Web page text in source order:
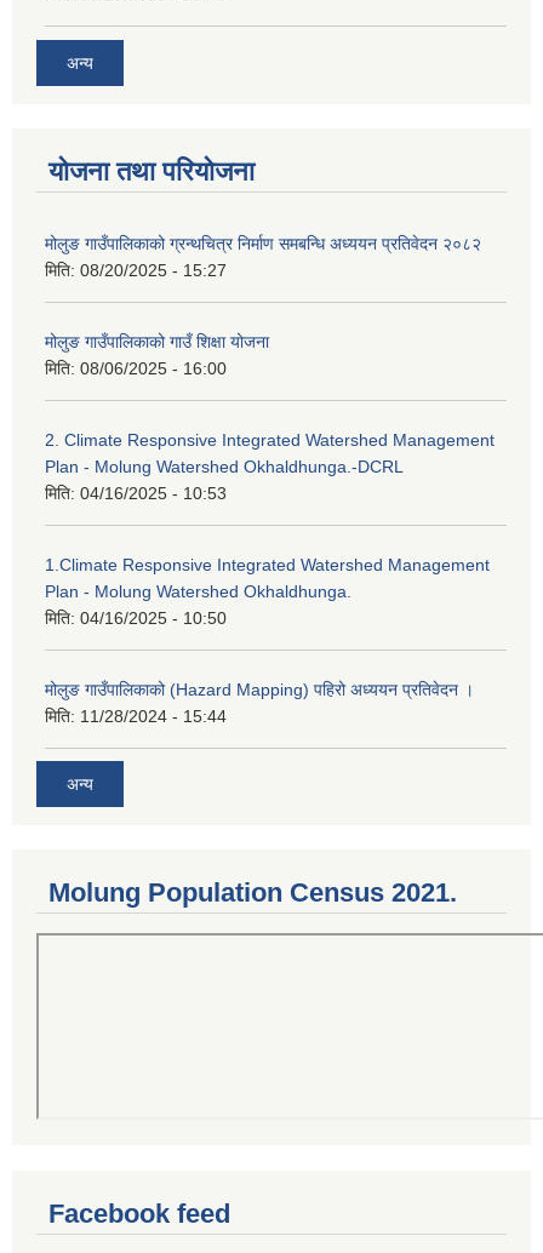
अन्य
योजना तथा परियोजना
मोलुङ गाउँपालिकाको ग्रन्थचित्र निर्माण समबन्धि अध्ययन प्रतिवेदन २०८२
मिति: 08/20/2025 - 15:27
मोलुङ गाउँपालिकाको गाउँ शिक्षा योजना
मिति: 08/06/2025 - 16:00
2. Climate Responsive Integrated Watershed Management
Plan - Molung Watershed Okhaldhunga.-DCRL
मिति: 04/16/2025 - 10:53
1.Climate Responsive Integrated Watershed Management
Plan - Molung Watershed Okhaldhunga.
मिति: 04/16/2025 - 10:50
मोलुङ गाउँपालिकाको (Hazard Mapping) पहिरो अध्ययन प्रतिवेदन ।
मिति: 11/28/2024 - 15:44
अन्य
Molung Population Census 2021.
Facebook feed